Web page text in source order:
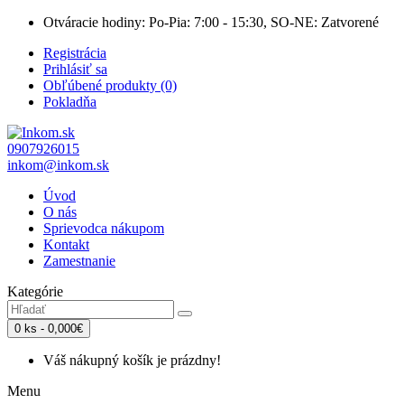
Otváracie hodiny: Po-Pia: 7:00 - 15:30, SO-NE: Zatvorené
Registrácia
Prihlásiť sa
Obľúbené produkty (0)
Pokladňa
0907926015
inkom@inkom.sk
Úvod
O nás
Sprievodca nákupom
Kontakt
Zamestnanie
Kategórie
0 ks - 0,000€
Váš nákupný košík je prázdny!
Menu